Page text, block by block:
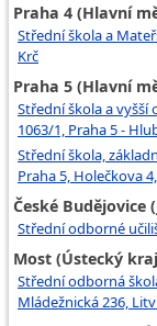
Praha 4 (Hlavní
Střední škola a
Krč
Praha 5 (Hlavní
Střední škola a vyšší
1063/1, Praha 5 -
Střední škola,
Praha 5, Holečkova
České Budějovice
Střední odborné
Most (Ústecký
Střední odborná
Mládežnická 236,